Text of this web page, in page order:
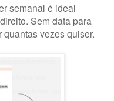
semanal é ideal
Sem data para
vezes quiser.